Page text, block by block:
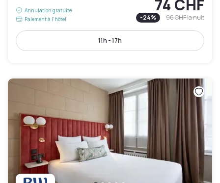
Annulation gratuite
Paiement à l'hôtel
74 CHF
-24% 96 CHFla nuit
11h - 17h